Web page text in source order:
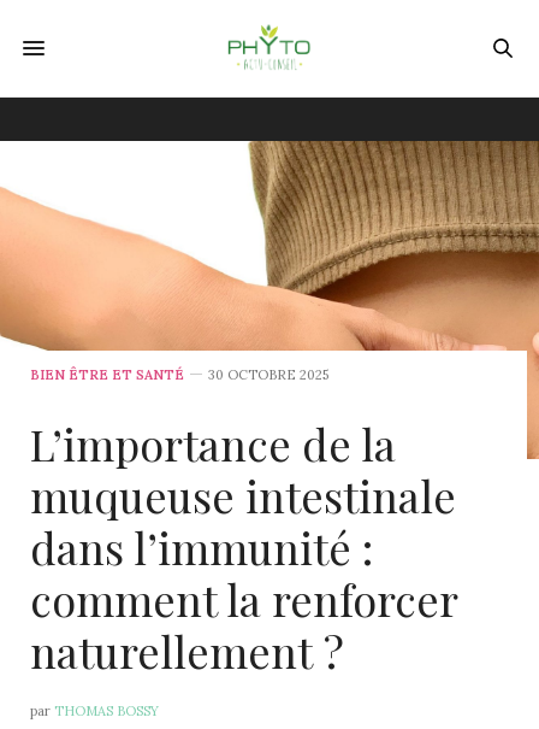
BIEN ÊTRE ET SANTÉ 30 OCTOBRE 2025
L’importance de la
muqueuse intestinale
dans l’immunité :
comment la renforcer
naturellement ?
par THOMAS BOSSY